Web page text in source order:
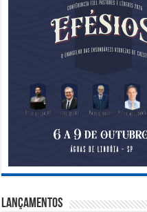
Lançamentos